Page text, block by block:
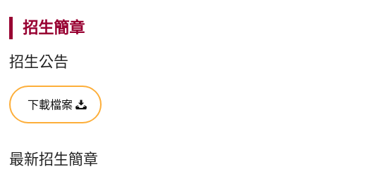
招生簡章
招生公告
下載檔案
最新招生簡章